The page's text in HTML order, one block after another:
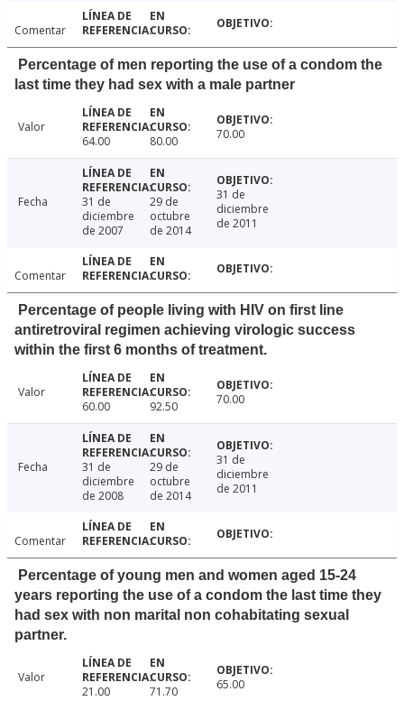
Comentar
Percentage of men reporting the use of a condom the
last time they had sex with a male partner
Valor
64.00
80.00 70.00
Fecha
31 de
diciembre
de 2007
29 de
octubre
de 2014
31 de
diciembre
de 2011
Comentar
Percentage of people living with HIV on first line
antiretroviral regimen achieving virologic success
within the first 6 months of treatment.
Valor
60.00
92.50 70.00
Fecha
31 de
diciembre
de 2008
29 de
octubre
de 2014
31 de
diciembre
de 2011
Comentar
Percentage of young men and women aged 15-24
years reporting the use of a condom the last time they
had sex with non marital non cohabitating sexual
partner.
Valor
21.00
71.70 65.00